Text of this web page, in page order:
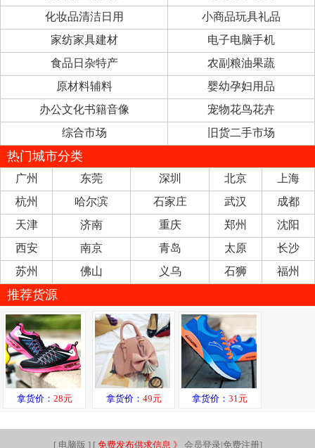
化妆品清洁日用
小商品玩具礼品
家纺家具建材
电子电脑手机
食品日杂特产
农副粮油果蔬
原材料辅料
婴幼孕妇用品
办公文化书籍音像
宠物花鸟花卉
综合市场
旧货二手市场
热门城市分类
广州 东莞 深圳 北京
上海
杭州
哈尔滨 石家庄 武汉
成都
天津
济南 重庆 郑州
沈阳
西安
南京 青岛 太原
长沙
苏州
佛山 义乌 石狮 福州
推荐货源
拿货价： 28元 拿货价： 49元 拿货价：31元
[ 电脑版 ] [ 免费发布供求信息 》 会员登录|免费注册]